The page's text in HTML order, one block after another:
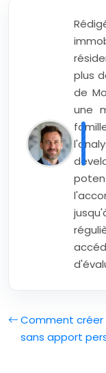
plus
de
une
Comment créer
sans apport